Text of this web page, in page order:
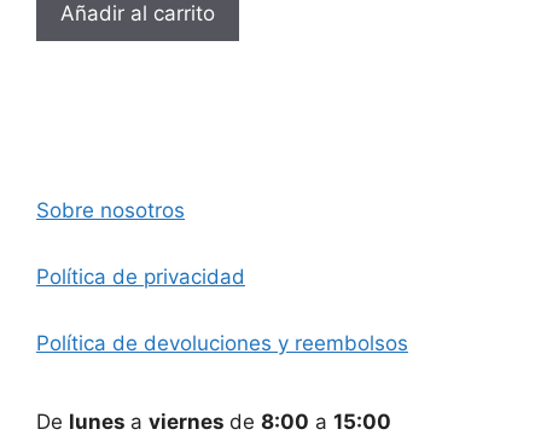
Añadir al carrito
Sobre nosotros
Política de privacidad
Política de devoluciones y reembolsos
De lunes a viernes de 8:00 a 15:00